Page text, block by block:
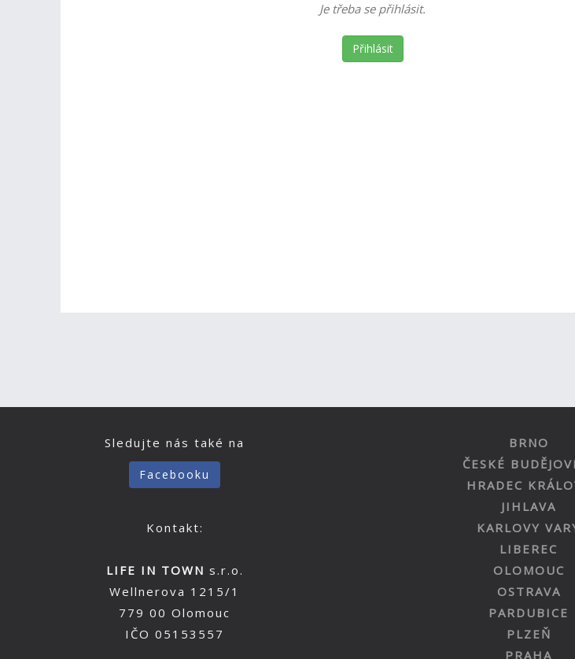
Je třeba se přihlásit.
Přihlásit
Sledujte nás také na
Facebooku
Kontakt:
LIFE IN TOWN s.r.o.
Wellnerova 1215/1
779 00 Olomouc
IČO 05153557
BRNO
ČESKÉ
HRADEC
JIHLAVA
KARLOVY
LIBEREC
OLOMOUC
OSTRAVA
PARDUBICE
PLZEŇ
PRAHA